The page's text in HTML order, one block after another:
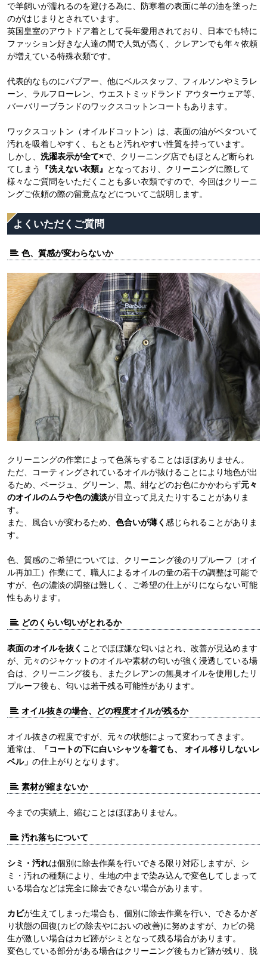
で羊飼いが濡れるのを避ける為に、防寒着の表面に羊の油を塗った
のがはじまりとされています。
英国皇室のアウトドア着として長年愛用されており、日本でも特に
ファッション好きな人達の間で人気が高く、クレアンでも年々依頼
が増えている特殊衣類です。
代表的なものにバブアー、他にベルスタッフ、フィルソンやミラレ
ーン、ラルフローレン、ウエストミッドランド アウターウェア等、
バーバリーブランドのワックスコットンコートもあります。
ワックスコットン（オイルドコットン）は、表面の油がベタついて
汚れを吸着しやすく、もともと汚れやすい性質を持っています。
しかし、 洗濯表示が全て×で、クリーニング店でもほとんど断られ
てしまう
『洗えない衣類』
となっており、クリーニングに際して
様々なご質問をいただくことも多い衣類ですので、今回はクリーニ
ングご依頼の際の留意点などについてご説明します。
よくいただくご質問
色、質感が変わらないか
クリーニングの作業によって色落ちすることはほぼありません。
ただ、コーティングされているオイルが抜けることにより地色が出
るため、ベージュ、グリーン、黒、紺などのお色にかかわらず元々
のオイルのムラや色の濃淡が目立って見えたりすることがありま
す。
また、風合いが変わるため、 色合いが薄く 感じられることがありま
す。
色、質感のご希望については、クリーニング後のリプルーフ（オイ
ル再加工）作業にて、職人によるオイルの量の若干の調整は可能で
すが、色の濃淡の調整は難しく、ご希望の仕上がりにならない可能
性もあります。
どのくらい匂いがとれるか
表面のオイルを抜く ことでほぼ嫌な匂いはとれ、改善が見込めます
が、元々のジャケットのオイルや素材の匂いが強く浸透している場
合は、クリーニング後も、またクレアンの無臭オイルを使用したリ
プルーフ後も、匂いは若干残る可能性があります。
オイル抜きの場合、どの程度オイルが残るか
オイル抜きの程度ですが、元々の状態によって変わってきます。
通常は、
「コートの下に白いシャツを着ても、 オイル移りしないレ
ベル」 の仕上がりとなります。
素材が縮まないか
今までの実績上、縮むことはほぼありません。
汚れ落ちについて
シミ・汚れは個別に除去作業を行いできる限り対応しますが、シ
ミ・汚れの種類により、生地の中まで染み込んで変色してしまって
いる場合などは完全に除去できない場合があります。
カビが生えてしまった場合も、個別に除去作業を行い、できるかぎ
り状態の回復(カビの除去やにおいの改善)に努めますが、カビの発
生が激しい場合はカビ跡がシミとなって残る場合があります。
変色している部分がある場合はクリーニング後もカビ跡が残り、脱